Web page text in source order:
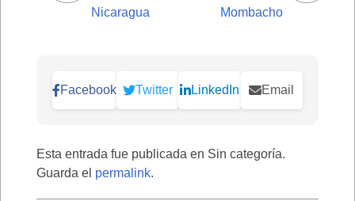
Nicaragua
Mombacho
Facebook Twitter LinkedIn Email
Esta entrada fue publicada en Sin categoría.
Guarda el permalink.